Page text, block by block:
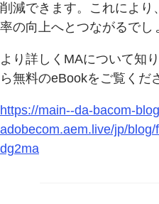
削減できます。これにより
率の向上へとつながるでし
より詳しくMAについて知
ら無料のeBookをご覧くだ
https://main--da-bacom-
adobecom.aem.live/jp/
dg2ma